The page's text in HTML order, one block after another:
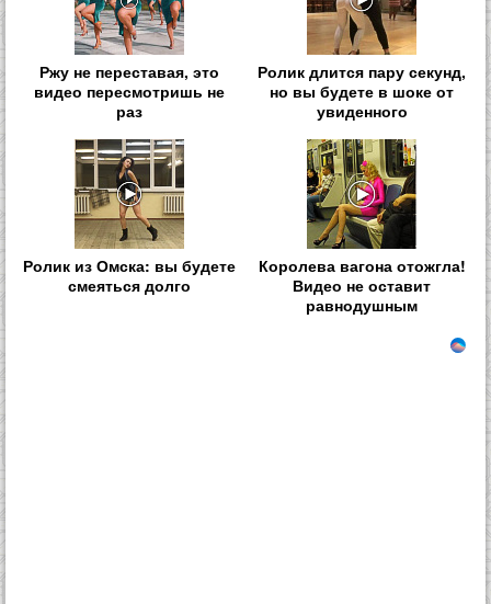
Ржу не переставая, это
видео пересмотришь не
раз
Ролик длится пару секунд,
но вы будете в шоке от
увиденного
Ролик из Омска: вы будете
смеяться долго
Королева вагона отожгла!
Видео не оставит
равнодушным